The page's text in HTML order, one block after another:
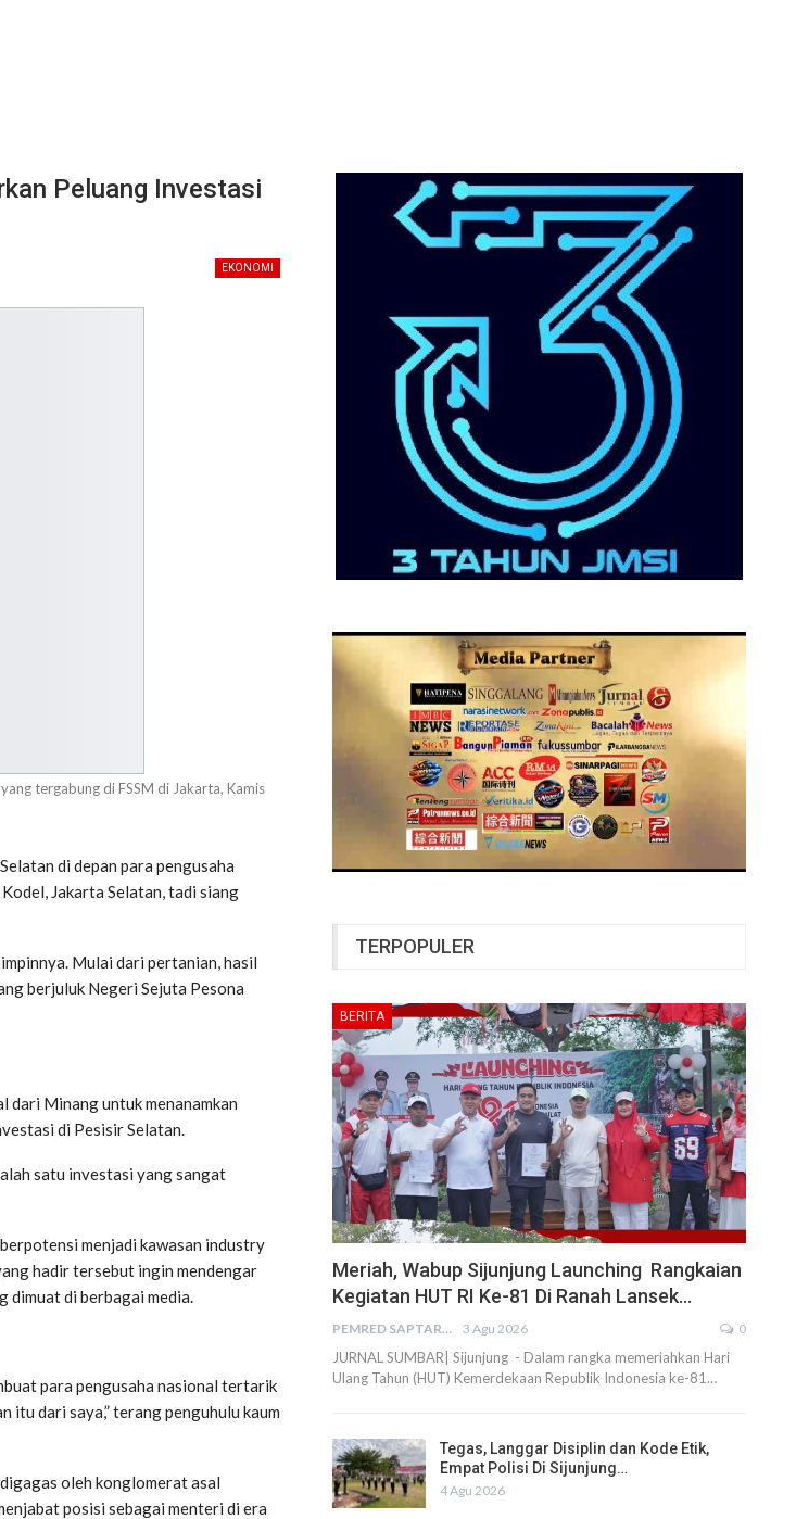
Peluang Investasi
EKONOMI
tergabung di FSSM di Jakarta, Kamis
di depan para pengusaha
Jakarta Selatan, tadi siang
Mulai dari pertanian, hasil
berjuluk Negeri Sejuta Pesona
dari Minang untuk menanamkan
di Pesisir Selatan.
satu investasi yang sangat
menjadi kawasan industry
hadir tersebut ingin mendengar
dimuat di berbagai media.
para pengusaha nasional tertarik
itu dari saya,” terang penguhulu kaum
oleh konglomerat asal
posisi sebagai menteri di era
TERPOPULER
BERITA
Meriah, Wabup Sijunjung Launching Rangkaian
Kegiatan HUT RI Ke-81 Di Ranah Lansek…
PEMRED SAPTARIUS 3 Agu 2026 0
JURNAL SUMBAR| Sijunjung - Dalam rangka memeriahkan Hari
Ulang Tahun (HUT) Kemerdekaan Republik Indonesia ke-81…
Tegas, Langgar Disiplin dan Kode Etik,
Empat Polisi Di Sijunjung…
4 Agu 2026